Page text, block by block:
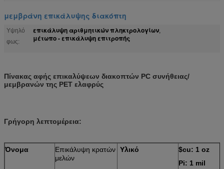
μεμβράνη επικάλυψης διακόπτη
Υψηλό
φως:
επικάλυψη αριθμητικών πληκτρολογίων,
μέτωπο - επικάλυψη επιτροπής
Πίνακας αφής επικαλύψεων διακοπτών PC συνήθειας/
μεμβρανών της PET ελαφρύς
Γρήγορη λεπτομέρεια:
Όνομα
Επικάλυψη κρατών
μελών
Υλικό
$cu: 1 oz
Pi: 1 mil